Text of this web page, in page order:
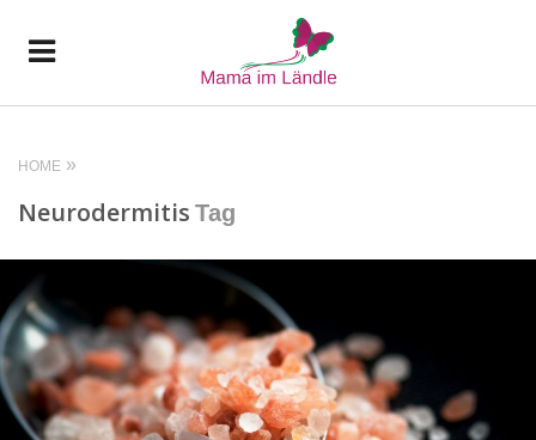
HOME
Neurodermitis Tag